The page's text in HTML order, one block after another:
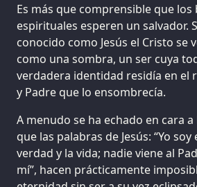
Es más que comprensible que los
espirituales esperen un salvador.
conocido como Jesús el Cristo se
como una sombra, un ser cuya
verdadera identidad residía en el
y Padre que lo ensombrecía.
A menudo se ha echado en cara
que las palabras de Jesús: “Yo
verdad y la vida; nadie viene al
mí”, hacen prácticamente